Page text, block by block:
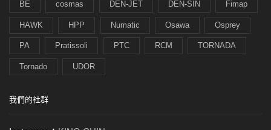
BE cosmas DEN-JET DEN-SIN Fimap
HAWK HPP Numatic Osawa Osprey
PA Pratissoli PTC RCM TORNADA
Tornado UDOR
我們的社群